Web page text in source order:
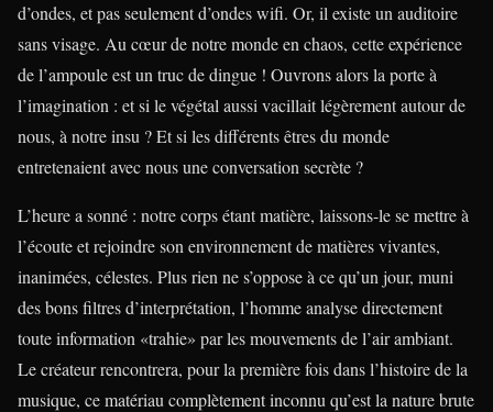
d’ondes, et pas seulement d’ondes wifi. Or, il existe un auditoire
sans visage. Au cœur de notre monde en chaos, cette expérience
de l’ampoule est un truc de dingue ! Ouvrons alors la porte à
l’imagination : et si le végétal aussi vacillait légèrement autour de
nous, à notre insu ? Et si les différents êtres du monde
entretenaient avec nous une conversation secrète ?
L’heure a sonné : notre corps étant matière, laissons-le se mettre à
l’écoute et rejoindre son environnement de matières vivantes,
inanimées, célestes. Plus rien ne s’oppose à ce qu’un jour, muni
des bons filtres d’interprétation, l’homme analyse directement
toute information «trahie» par les mouvements de l’air ambiant.
Le créateur rencontrera, pour la première fois dans l’histoire de la
musique, ce matériau complètement inconnu qu’est la nature brute